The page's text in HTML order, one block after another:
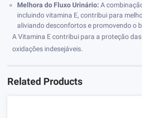
Melhora do Fluxo Urinário: A
incluindo vitamina E, contribui para
aliviando desconfortos e promovendo o
A Vitamina E contribui para a proteção
oxidações indesejáveis.
Related Products